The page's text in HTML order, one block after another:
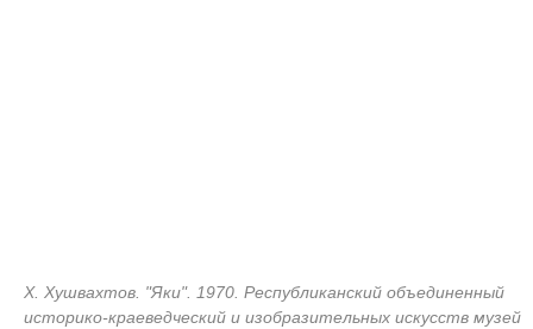
Х. Хушвахтов. "Яки". 1970. Республиканский объединенный
историко-краеведческий и изобразительных искусств музей